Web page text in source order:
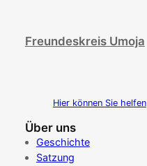
Freundeskreis Umoja
Hier können Sie helfen
Über uns
Geschichte
Satzung